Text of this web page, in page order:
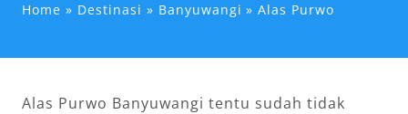
Home Destinasi Banyuwangi Alas Purwo
Alas Purwo Banyuwangi tentu sudah tidak